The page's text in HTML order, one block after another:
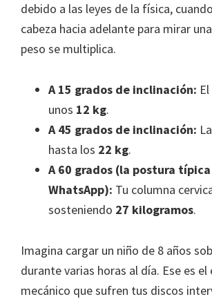
debido a las leyes de la física,
cabeza hacia adelante para mirar
peso se multiplica.
A 15 grados de inclinación:
unos 12 kg.
A 45 grados de inclinación:
hasta los 22 kg.
A 60 grados (la postura
WhatsApp): Tu columna
sosteniendo 27 kilogramos.
Imagina cargar un niño de 8 años
durante varias horas al día. Ese es el
mecánico que sufren tus discos